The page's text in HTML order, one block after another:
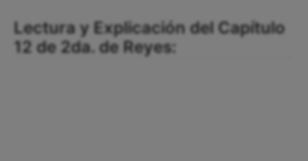
Lectura y Explicación del Capítulo
12 de 2da. de Reyes: